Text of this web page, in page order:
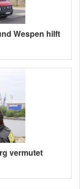
Wespen hilft
vermutet